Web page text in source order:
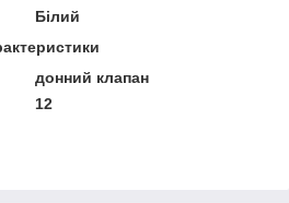
Білий
донний клапан
12